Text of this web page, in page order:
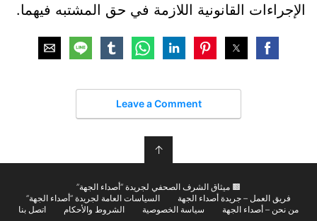
الإجراءات القانونية اللازمة في حق المشتبه فيهما.
Leave a Comment
↑
🟫 ميثاق الشرف الصحفي لجريدة “أصداء الجهة”
فريق العمل – جريدة أصداء الجهة
السياسات العامة لجريدة “أصداء الجهة”
من نحن – أصداء الجهة
سياسة الخصوصية الشروط والأحكام اتصل بنا